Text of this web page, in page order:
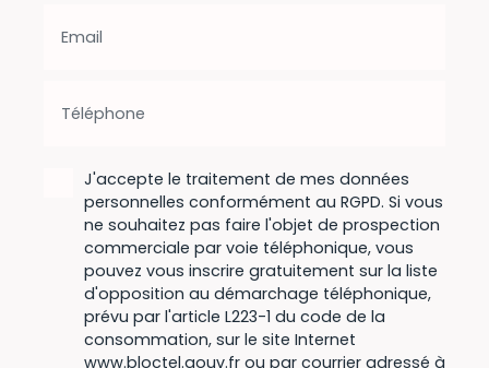
Email
Téléphone
J'accepte le traitement de mes données
personnelles conformément au RGPD. Si vous
ne souhaitez pas faire l'objet de prospection
commerciale par voie téléphonique, vous
pouvez vous inscrire gratuitement sur la liste
d'opposition au démarchage téléphonique,
prévu par l'article L223-1 du code de la
consommation, sur le site Internet
www.bloctel.gouv.fr ou par courrier adressé à